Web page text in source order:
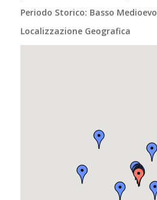
Periodo Storico: Basso Medioevo
Localizzazione Geografica